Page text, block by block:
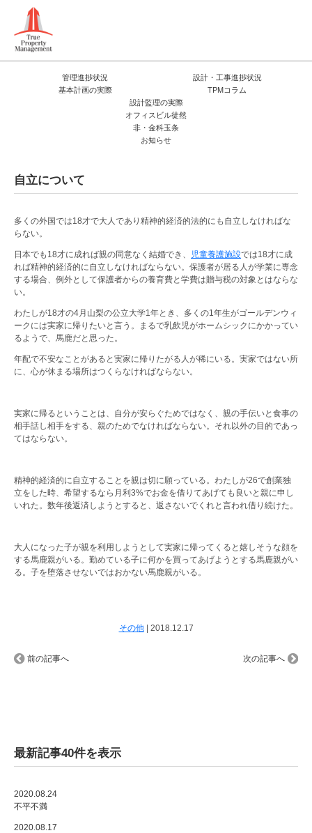
管理進捗状況
設計・工事進捗状況
基本計画の実際
TPMコラム
設計監理の実際
オフィスビル徒然
非・金科玉条
お知らせ
自立について
多くの外国では18才で大人であり精神的経済的法的にも自立しなければな
らない。
日本でも18才に成れば親の同意なく結婚でき、 児童養護施設では18才に成
れば精神的経済的に自立しなければならない。保護者が居る人が学業に専念
する場合、例外として保護者からの養育費と学費は贈与税の対象とはならな
い。
わたしが18才の4月山梨の公立大学1年とき、多くの1年生がゴールデンウィ
ークには実家に帰りたいと言う。まるで乳飲児がホームシックにかかってい
るようで、馬鹿だと思った。
年配で不安なことがあると実家に帰りたがる人が稀にいる。実家ではない所
に、心が休まる場所はつくらなければならない。
実家に帰るということは、自分が安らぐためではなく、親の手伝いと食事の
相手話し相手をする、親のためでなければならない。それ以外の目的であっ
てはならない。
精神的経済的に自立することを親は切に願っている。わたしが26で創業独
立をした時、希望するなら月利3%でお金を借りてあげても良いと親に申し
いれた。数年後返済しようとすると、返さないでくれと言われ借り続けた。
大人になった子が親を利用しようとして実家に帰ってくると嬉しそうな顔を
する馬鹿親がいる。勤めている子に何かを買ってあげようとする馬鹿親がい
る。子を堕落させないではおかない馬鹿親がいる。
前の記事へ
その他| 2018.12.17
次の記事へ
最新記事40件を表示
2020.08.24
不平不満
2020.08.17